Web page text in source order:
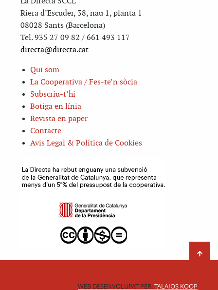
Riera d’Escuder, 38, nau 1, planta 1
08028 Sants (Barcelona)
Tel. 935 27 09 82 / 661 493 117
directa@directa.cat
Qui som
La Cooperativa / Fes-te’n sòcia
Subscriu-t’hi
Botiga en línia
Revista en paper
Contacte
Avis Legal & Política de Cookies
WEB DESENVOLUPAT PER:TALAIOS KOOP